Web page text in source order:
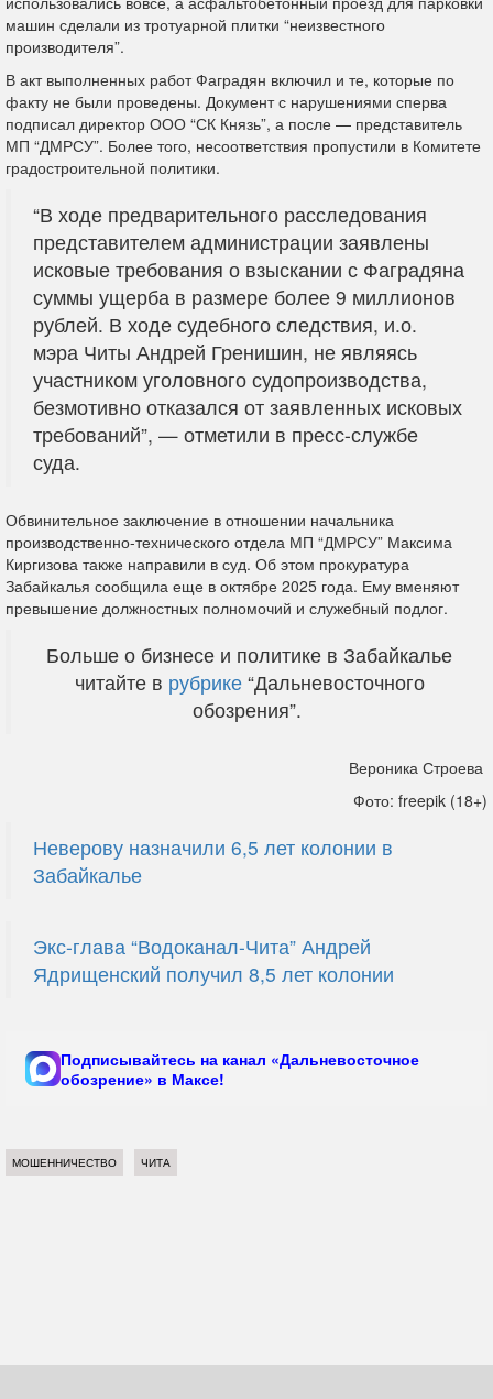
машин сделали из тротуарной плитки “неизвестного
производителя”.
В акт выполненных работ Фаградян включил и те, которые по
факту не были проведены. Документ с нарушениями сперва
подписал директор ООО “СК Князь”, а после — представитель
МП “ДМРСУ”. Более того, несоответствия пропустили в Комитете
градостроительной политики.
“В ходе предварительного расследования
представителем администрации заявлены
исковые требования о взыскании с Фаградяна
суммы ущерба в размере более 9 миллионов
рублей. В ходе судебного следствия, и.о.
мэра Читы Андрей Гренишин, не являясь
участником уголовного судопроизводства,
безмотивно отказался от заявленных исковых
требований”, — отметили в пресс-службе
суда.
Обвинительное заключение в отношении начальника
производственно-технического отдела МП “ДМРСУ” Максима
Киргизова также направили в суд. Об этом прокуратура
Забайкалья сообщила еще в октябре 2025 года. Ему вменяют
превышение должностных полномочий и служебный подлог.
Больше о бизнесе и политике в Забайкалье
читайте в рубрике“Дальневосточного
обозрения”.
Вероника Строева
Фото: freepik (18+)
Неверову назначили 6,5 лет колонии в
Забайкалье
Экс-глава “Водоканал-Чита” Андрей
Ядрищенский получил 8,5 лет колонии
Подписывайтесь на канал «Дальневосточное
обозрение» в Максе!
МОШЕННИЧЕСТВО ЧИТА